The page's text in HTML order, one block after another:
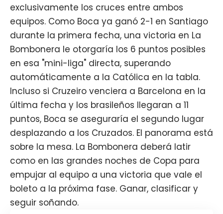
exclusivamente los cruces entre ambos
equipos. Como Boca ya ganó 2-1 en Santiago
durante la primera fecha, una victoria en La
Bombonera le otorgaría los 6 puntos posibles
en esa "mini-liga" directa, superando
automáticamente a la Católica en la tabla.
Incluso si Cruzeiro venciera a Barcelona en la
última fecha y los brasileños llegaran a 11
puntos, Boca se aseguraría el segundo lugar
desplazando a los Cruzados. El panorama está
sobre la mesa. La Bombonera deberá latir
como en las grandes noches de Copa para
empujar al equipo a una victoria que vale el
boleto a la próxima fase. Ganar, clasificar y
seguir soñando.